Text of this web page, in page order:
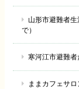
山形市避難者
で）
寒河江市避難者
ままカフェサ